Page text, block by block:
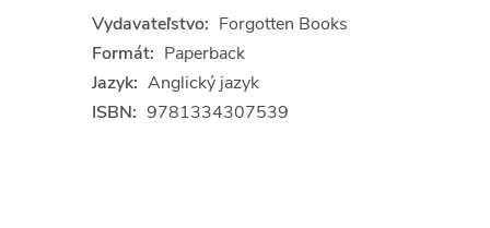
Vydavateľstvo: Forgotten Books
Formát: Paperback
Jazyk: Anglický jazyk
ISBN: 9781334307539